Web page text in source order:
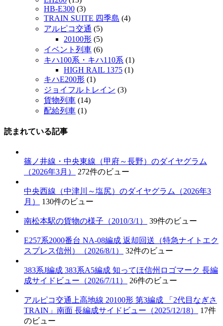
HB-E300 (3)
TRAIN SUITE 四季島 (4)
アルピコ交通 (5)
20100形 (5)
イベント列車 (6)
キハ100系・キハ110系 (1)
HIGH RAIL 1375 (1)
キハE200形 (1)
ジョイフルトレイン (3)
貨物列車 (14)
配給列車 (1)
読まれている記事
篠ノ井線・中央東線（甲府～長野）のダイヤグラム
（2026年3月）
272件のビュー
中央西線（中津川～塩尻）のダイヤグラム（2026年3
月）
130件のビュー
南松本駅の貨物の様子（2010/3/1） 39件のビュー
E257系2000番台 NA-08編成 返却回送（特急ナイトエク
スプレス信州）（2026/8/1）
32件のビュー
383系J編成 383系A5編成 知ってほ信州ロゴマーク 長編
成サイドビュー（2026/7/11）
26件のビュー
アルピコ交通上高地線 20100形 第3編成 「2代目なぎさ
TRAIN」南面 長編成サイドビュー（2025/12/18）
17件
のビュー